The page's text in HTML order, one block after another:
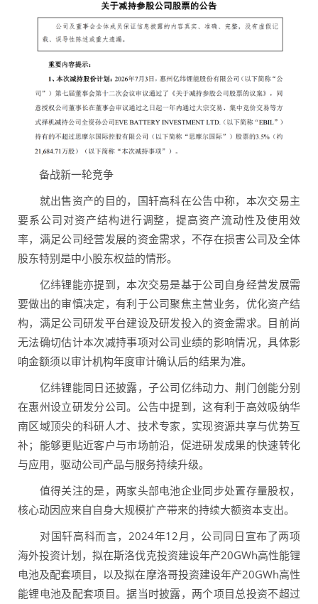
备战新一轮竞争
就出售资产的目的，国轩高科在公告中称，本次交易主
要系公司对资产结构进行调整，提高资产流动性及使用效
率，满足公司经营发展的资金需求，不存在损害公司及全体
股东特别是中小股东权益的情形。
亿纬锂能亦提到，本次交易是基于公司自身经营发展需
要做出的审慎决定，有利于公司聚焦主营业务，优化资产结
构，满足公司研发平台建设及研发投入的资金需求。目前尚
无法确切估计本次减持事项对公司业绩的影响情况，具体影
响金额须以审计机构年度审计确认后的结果为准。
亿纬锂能同日还披露，子公司亿纬动力、荆门创能分别
在惠州设立研发分公司。公告中提到，这有利于高效吸纳华
南区域顶尖的科研人才、技术专家，实现资源共享与优势互
补；能够更贴近客户与市场前沿，促进研发成果的快速转化
与应用，驱动公司产品与服务持续升级。
值得关注的是，两家头部电池企业同步处置存量股权，
核心动因应来自自身大规模扩产带来的持续大额资本支出。
对国轩高科而言，2024年12月，公司同日宣布了两项
海外投资计划，拟在斯洛伐克投资建设年产20GWh高性能锂
电池及配套项目，以及拟在摩洛哥投资建设年产20GWh高性
能锂电池及配套项目。据当时披露，两个项目总投资不超过